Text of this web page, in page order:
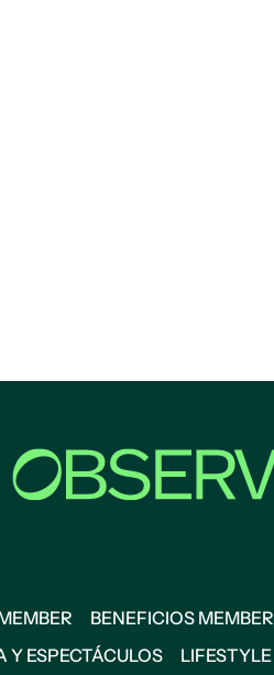
BENEFICIOS MEMBER
Y ESPECTÁCULOS
LIFESTYLE